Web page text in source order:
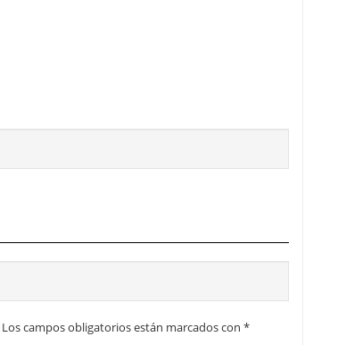
Los campos obligatorios están marcados con *